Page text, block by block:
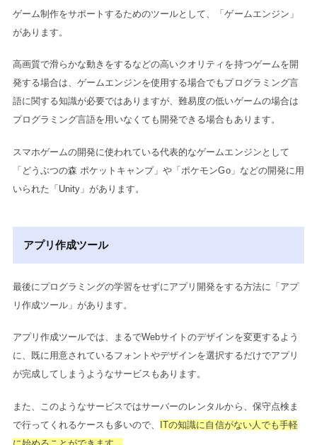
ゲーム制作をサポートするためのツールとして、「ゲームエンジン」
があります。
高画質で滑らかな動きをするなどの高いクオリティを持つゲームを開
発する場合は、ゲームエンジンを使用する場合でもプログラミング言
語に関する知識が必要ではありますが、難易度の低いゲームの場合は
プログラミング言語を用いなくても開発できる場合もあります。
スマホゲームの開発に使われている代表的なゲームエンジンとして
「どうぶつの森 ポケットキャンプ」や「ポケモンGo」などの開発に用
いられた「Unity」があります。
アプリ作成ツール
最後にプログラミングの学習をせずにアプリ開発をする方法に「アプ
リ作成ツール」があります。
アプリ作成ツールでは、まるでWebサイトのデザインを変更するよう
に、既に用意されているフォントやデザインを選択するだけでアプリ
が完成してしまうようなサービスもあります。
また、このようなサービスではサーバーのレンタルから、保守点検ま
で行ってくれるケースも多いので、
ITの知識に自信がない人でも手軽